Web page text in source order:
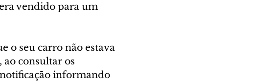
vendido para um
o seu carro não estava
ao consultar os
informando